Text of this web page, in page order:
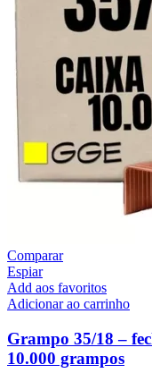
Comparar
Espiar
Add aos favoritos
Adicionar ao carrinho
Grampo 35/18 –
10.000 grampos